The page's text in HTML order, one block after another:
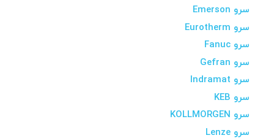
سرو Emerson
سرو Eurotherm
سرو Fanuc
سرو Gefran
سرو Indramat
سرو KEB
سرو KOLLMORGEN
سرو Lenze